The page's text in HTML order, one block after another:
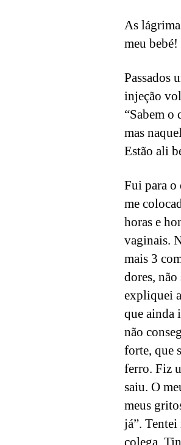
As
meu
Passados
injeção
“Sabem o
mas
Estão ali
Fui para o
me
horas e
vaginais.
mais 3
dores,
expliquei
que ainda
não
forte, que
ferro. Fiz
saiu. O
meus
já”.